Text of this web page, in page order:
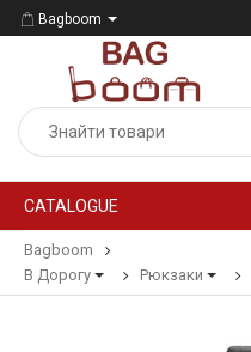
Bagboom
CATALOGUE
Bagboom
В Дорогу
Рюкзаки